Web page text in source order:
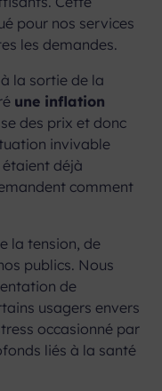
pour nos services
les demandes.
la sortie de la
une inflation
des prix et donc
invivable
déjà
comment
la tension, de
publics. Nous
de
usagers envers
occasionné par
liés à la santé